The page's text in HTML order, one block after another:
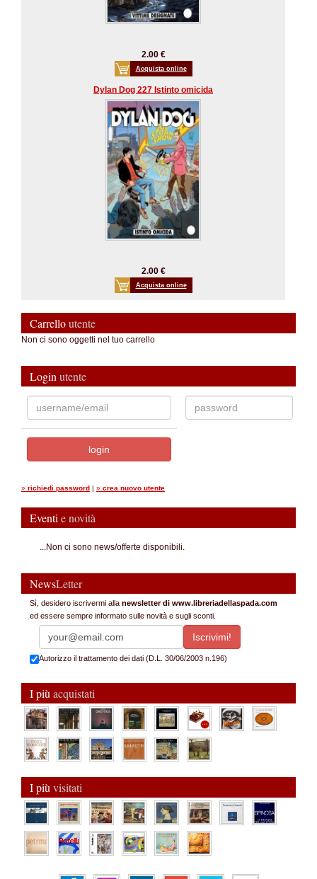
2.00 €
Acquista online
Dylan Dog 227 Istinto omicida
2.00 €
Acquista online
Carrelloutente
Non ci sono oggetti nel tuo carrello
Login utente
» richiedi password | » crea nuovo utente
Eventi e novità
...Non ci sono news/offerte disponibili.
NewsLetter
Sì, desidero iscrivermi alla newsletter di www.libreriadellaspada.com
ed essere sempre informato sulle novità e sugli sconti.
Autorizzo il trattamento dei dati (D.L. 30/06/2003 n.196)
I più acquistati
I più visitati